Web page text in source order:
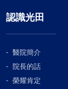
復發率約為3
準手術，也兼
題，於1991年
念，大大了改
認識光田
醫院簡介
院長的話
榮耀肯定